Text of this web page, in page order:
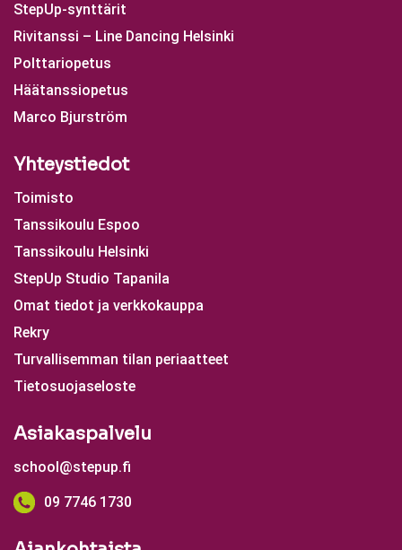
StepUp-synttärit
Rivitanssi – Line Dancing Helsinki
Polttariopetus
Häätanssiopetus
Marco Bjurström
Yhteystiedot
Toimisto
Tanssikoulu Espoo
Tanssikoulu Helsinki
StepUp Studio Tapanila
Omat tiedot ja verkkokauppa
Rekry
Turvallisemman tilan periaatteet
Tietosuojaseloste
Asiakaspalvelu
school@stepup.fi
09 7746 1730